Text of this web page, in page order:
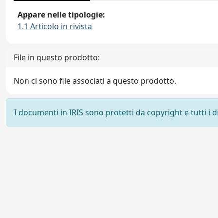
Appare nelle tipologie:
1.1 Articolo in rivista
File in questo prodotto:
Non ci sono file associati a questo prodotto.
I documenti in IRIS sono protetti da copyright e tutti i